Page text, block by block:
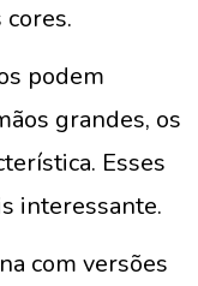
podem
grandes, os
Esses
interessante.
com versões